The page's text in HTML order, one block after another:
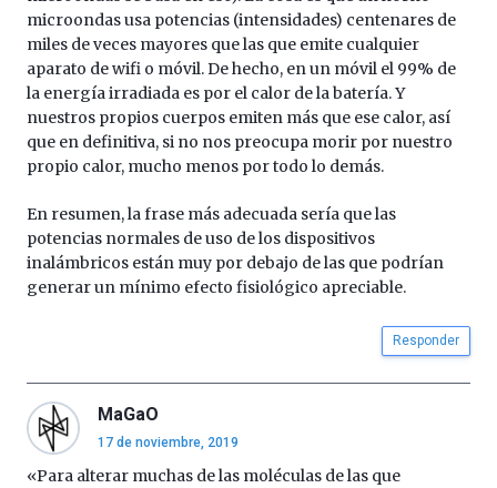
microondas usa potencias (intensidades) centenares de
miles de veces mayores que las que emite cualquier
aparato de wifi o móvil. De hecho, en un móvil el 99% de
la energía irradiada es por el calor de la batería. Y
nuestros propios cuerpos emiten más que ese calor, así
que en definitiva, si no nos preocupa morir por nuestro
propio calor, mucho menos por todo lo demás.
En resumen, la frase más adecuada sería que las
potencias normales de uso de los dispositivos
inalámbricos están muy por debajo de las que podrían
generar un mínimo efecto fisiológico apreciable.
Responder
MaGaO
17 de noviembre, 2019
«Para alterar muchas de las moléculas de las que